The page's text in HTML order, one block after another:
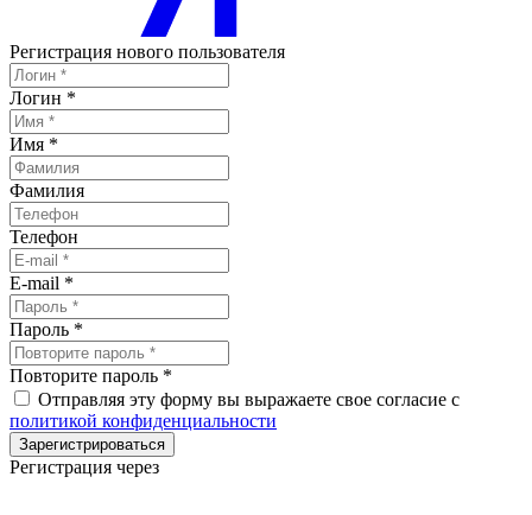
Регистрация нового пользователя
Логин *
Имя *
Фамилия
Телефон
E-mail *
Пароль *
Повторите пароль *
Отправляя эту форму вы выражаете свое согласие с
политикой конфиденциальности
Зарегистрироваться
Регистрация через